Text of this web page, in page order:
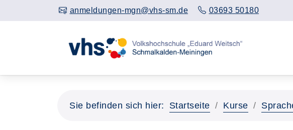
anmeldungen-mgn@vhs-sm.de 03693 50180
Sie befinden sich hier: Startseite Kurse